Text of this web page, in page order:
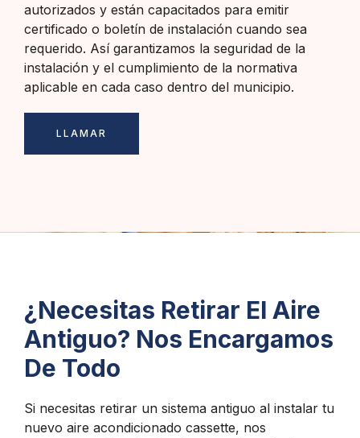
autorizados y están capacitados para emitir
certificado o boletín de instalación cuando sea
requerido. Así garantizamos la seguridad de la
instalación y el cumplimiento de la normativa
aplicable en cada caso dentro del municipio.
LLAMAR
¿Necesitas Retirar El Aire
Antiguo? Nos Encargamos
De Todo
Si necesitas retirar un sistema antiguo al instalar tu
nuevo aire acondicionado cassette, nos